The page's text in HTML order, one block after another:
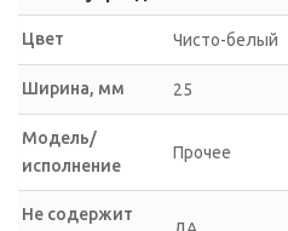
Цвет Чисто-белый
Ширина, мм 25
Модель/
исполнение
Прочее
Не содержит